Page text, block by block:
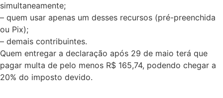
simultaneamente;
– quem usar apenas um desses recursos (pré-preenchida
ou Pix);
– demais contribuintes.
Quem entregar a declaração após 29 de maio terá que
pagar multa de pelo menos R$ 165,74, podendo chegar a
20% do imposto devido.